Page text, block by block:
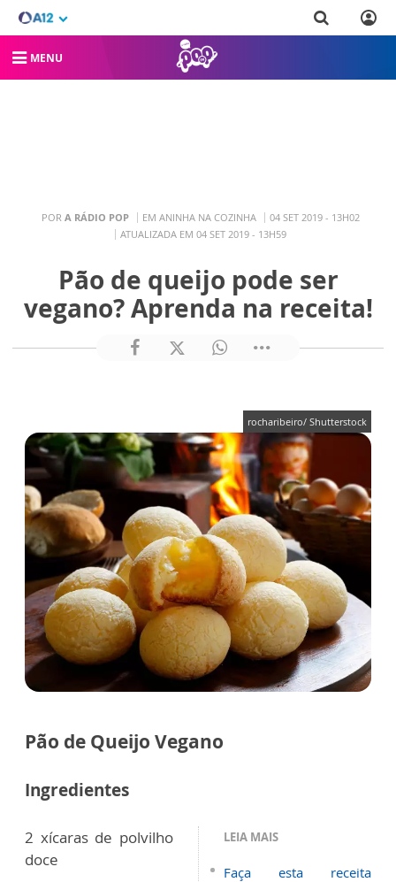
MENU
POR A RÁDIO POP EM ANINHA NA COZINHA
04 SET 2019 - 13H02
ATUALIZADA EM 04 SET 2019 - 13H59
Pão de queijo pode ser
vegano? Aprenda na receita!
rocharibeiro/ Shutterstock
Pão de Queijo Vegano
Ingredientes
LEIA MAIS
Faça esta receita
2 xícaras de polvilho
doce